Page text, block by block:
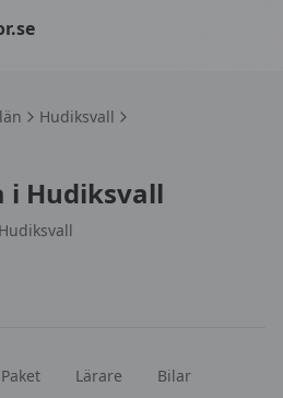
Hudiksvall
Hudiksvall
Paket Lärare Bilar